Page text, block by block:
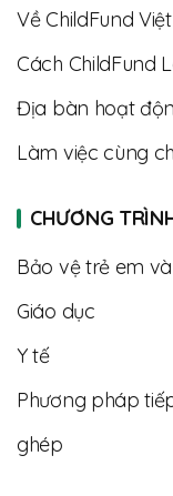
Về ChildFund
Cách ChildFund
Địa bàn hoạt
Làm việc cùng
CHƯƠNG
Bảo vệ trẻ em
Giáo dục
Y tế
Phương pháp
ghép